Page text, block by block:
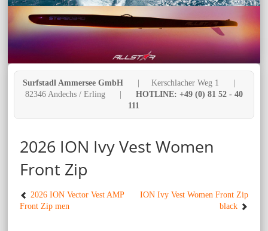
Surfstadl Ammersee GmbH | Kerschlacher Weg 1 |
82346 Andechs / Erling | HOTLINE: +49 (0) 81 52 - 40
111
2026 ION Ivy Vest Women
Front Zip
2026 ION Vector Vest AMP
Front Zip men
ION Ivy Vest Women Front Zip
black